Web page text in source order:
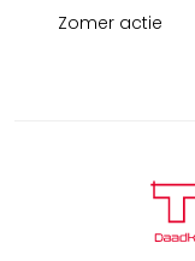
Zomer actie